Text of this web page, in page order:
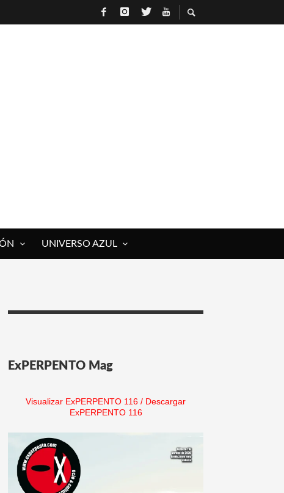
UNIVERSO AZUL
ExPERPENTO Mag
Visualizar ExPERPENTO 116 / Descargar
ExPERPENTO 116